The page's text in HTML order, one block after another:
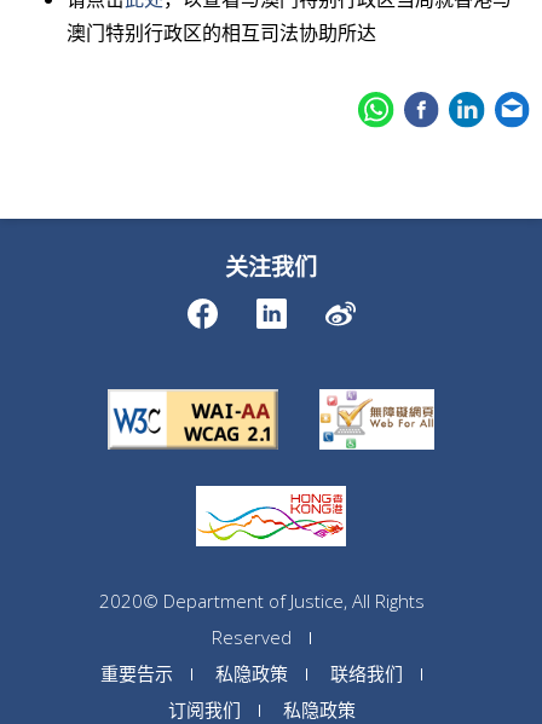
澳门特别行政区的相互司法协助所达
关注我们
2020© Department of Justice, All Rights
Reserved
重要告示
私隐政策
联络我们
订阅我们
私隐政策